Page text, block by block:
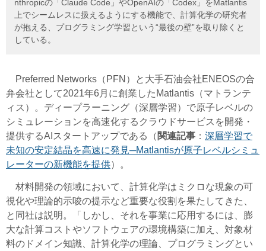
nthropicの「Claude Code」やOpenAIの「Codex」をMatlantis
上でシームレスに扱えるようにする機能で、計算化学の研究者
が抱える、プログラミング学習という“最後の壁”を取り除くと
している。
Preferred Networks（PFN）と大手石油会社ENEOSの合
弁会社として2021年6月に創業したMatlantis（マトランテ
ィス）。ディープラーニング（深層学習）で原子レベルの
シミュレーションを高速化するクラウドサービスを開発・
提供するAIスタートアップである（ 関連記事 ： 深層学習で
未知の安定結晶を高速に発見─Matlantisが原子レベルシミュ
レーターの新機能を提供）。
材料開発の領域において、計算化学はミクロな現象の可
視化や理論的示唆の提示など重要な役割を果たしてきた、
と同社は説明。「しかし、それを事業に応用するには、膨
大な計算コストやソフトウェアの環境構築に加え、対象材
料のドメイン知識、計算化学の理論、プログラミングとい